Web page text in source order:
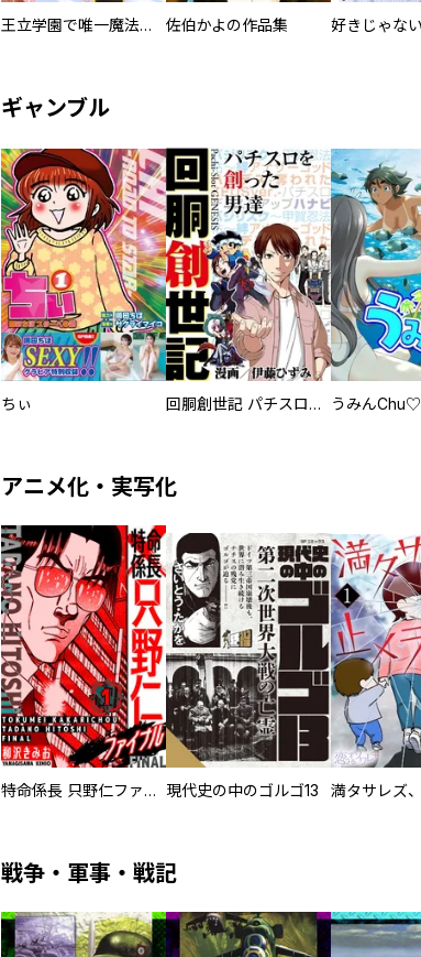
王立学園で唯一魔法が使えない庶民仲間のはずですよね～実は王子様で私を溺愛しているなんて告白はやめてください～ 佐伯かよの作品集
ギャンブル
ちぃ 回胴創世記 パチスロを創った男達 うみんChu♡
アニメ化・実写化
特命係長 只野仁ファイナル 愛蔵版 現代史の中のゴルゴ13
戦争・軍事・戦記